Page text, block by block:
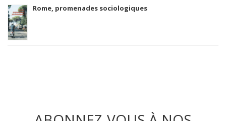
Rome, promenades sociologiques